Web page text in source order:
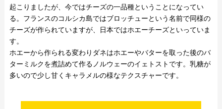
起こりましたが、今ではチーズの一品種ということになってい
る。フランスのコルシカ島ではブロッチューという名前で同様の
チーズが作られていますが、日本ではホエーチーズといっていま
す。
ホエーから作られる変わりダネはホエーやバターを取った後のバ
ターミルクを煮詰めて作るノルウェーのイェトストです。乳糖が
多いので少し甘くキャラメルの様なテクスチャーです。